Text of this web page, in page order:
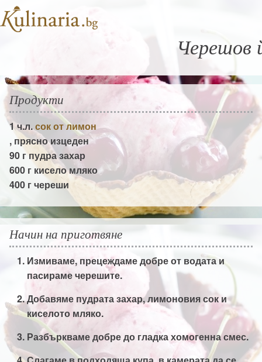
Черешов
Продукти
1 ч.л.сок от лимон
, прясно изцеден
90 гпудра захар
600 г кисело мляко
400 гчереши
Начин на приготвяне
Измиваме, прецеждаме добре от водата и
пасираме черешите.
Добавяме пудрата захар, лимоновия сок и
киселото мляко.
Разбъркваме добре до гладка хомогенна смес.